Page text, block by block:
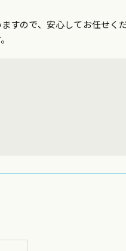
すので、安心してお任せく